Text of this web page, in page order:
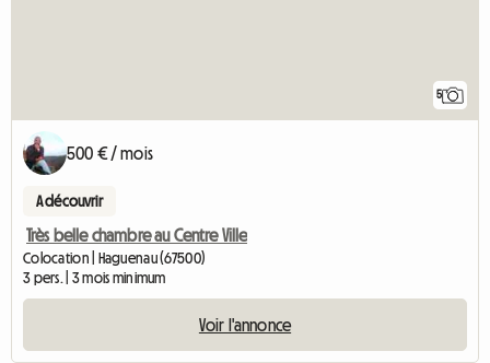
5
500 € / mois
A découvrir
Très belle chambre au Centre Ville
Colocation | Haguenau (67500)
3 pers. | 3 mois minimum
Voir l'annonce